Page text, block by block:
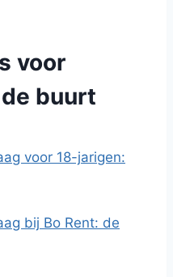
voor
buurt
voor 18-jarigen:
bij Bo Rent: de